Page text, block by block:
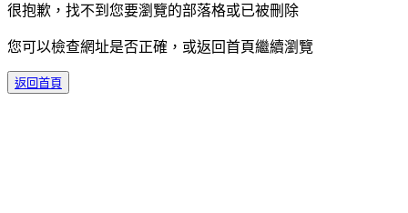
很抱歉，找不到您要瀏覽的部落格或已被刪除
您可以檢查網址是否正確，或返回首頁繼續瀏覽
返回首頁